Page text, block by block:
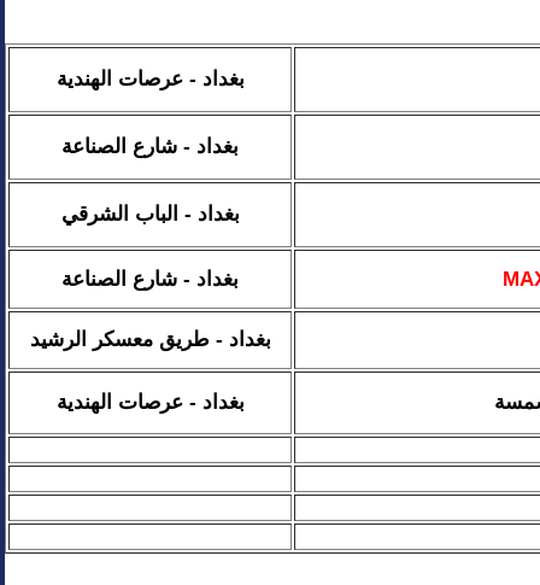
بغداد -عرصات الهندية
بغداد - شارع الصناعة
بغداد - الباب الشرقي
بغداد - شارع الصناعة
بغداد - طريق معسكر الرشيد
بغداد - عرصات الهندية